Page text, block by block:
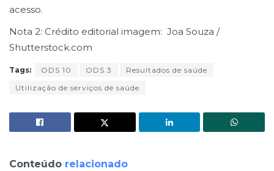
acesso.
Nota 2: Crédito editorial imagem: Joa Souza /
Shutterstock.com
Tags: ODS 10 ODS 3
Resultados de saúde
Utilização de serviços de saúde
Conteúdo relacionado